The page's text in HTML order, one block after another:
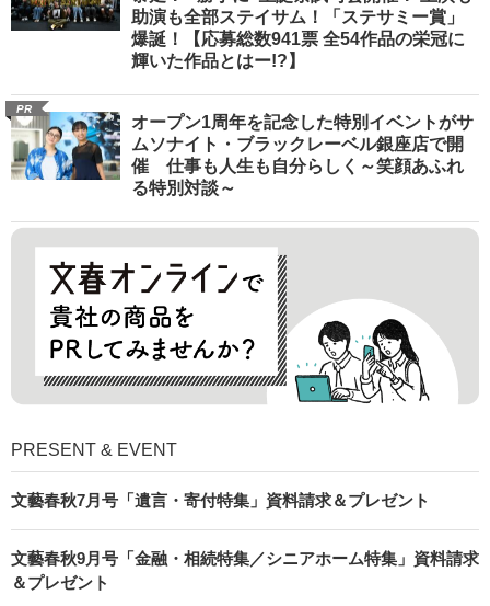
助演も全部ステイサム！「ステサミー賞」
爆誕！【応募総数941票 全54作品の栄冠に
輝いた作品とはー!?】
PR
オープン1周年を記念した特別イベントがサ
ムソナイト・ブラックレーベル銀座店で開
催 仕事も人生も自分らしく～笑顔あふれ
る特別対談～
PRESENT & EVENT
文藝春秋7月号「遺言・寄付特集」資料請求＆プレゼント
文藝春秋9月号「金融・相続特集／シニアホーム特集」資料請求
＆プレゼント